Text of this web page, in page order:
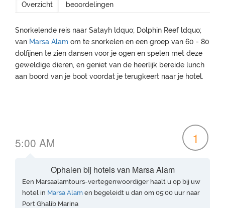
Overzicht beoordelingen
Snorkelende reis naar Satayh ldquo; Dolphin Reef ldquo;
van Marsa Alam om te snorkelen en een groep van 60 - 80
dolfijnen te zien dansen voor je ogen en spelen met deze
geweldige dieren, en geniet van de heerlijk bereide lunch
aan boord van je boot voordat je terugkeert naar je hotel.
5:00 AM 1
Ophalen bij hotels van Marsa Alam
Een Marsaalamtours-vertegenwoordiger haalt u op bij uw
hotel in Marsa Alam en begeleidt u dan om 05:00 uur naar
Port Ghalib Marina